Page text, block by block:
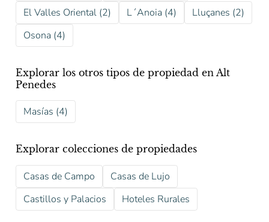
El Valles Oriental (2)
L´Anoia (4)
Lluçanes (2)
Osona (4)
Explorar los otros tipos de propiedad en Alt
Penedes
Masías (4)
Explorar colecciones de propiedades
Casas de Campo
Casas de Lujo
Castillos y Palacios
Hoteles Rurales